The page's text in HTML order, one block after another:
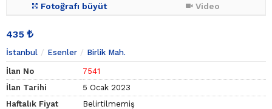
Fotoğrafı büyüt Video
435
İstanbul Esenler Birlik Mah.
İlan No
7541
İlan Tarihi
5 Ocak 2023
Haftalık Fiyat
Belirtilmemiş